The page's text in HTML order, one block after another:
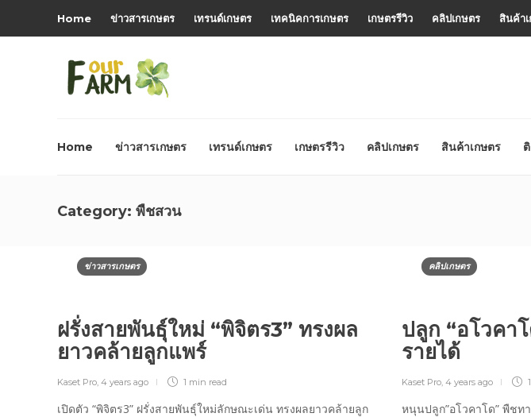
Home ข่าวสารเกษตร เทรนด์เกษตร เทคนิคการเกษตร เกษตรรีวิว คลิปเกษตร สินค้า
Home ข่าวสารเกษตร เทรนด์เกษตร เกษตรรีวิว คลิปเกษตร สินค้าเกษตร
Category: พืชสวน
ข่าวสารเกษตร
ฝรั่งสายพันธุ์ใหม่ “พิจิตร3” ทรงผล
ยาวคล้ายลูกแพร์
Kaset Pro, 4 years ago 1 min read
เปิดตัว “พิจิตร3” ฝรั่งสายพันธุ์ใหม่ลักษณะเด่น ทรงผลยาวคล้ายลูก
คลิปเกษตร
ปลูก “อโวคา
รายได้
Kaset Pro, 4 years ago
หนุนปลูก”อโวคาโด” พืชท